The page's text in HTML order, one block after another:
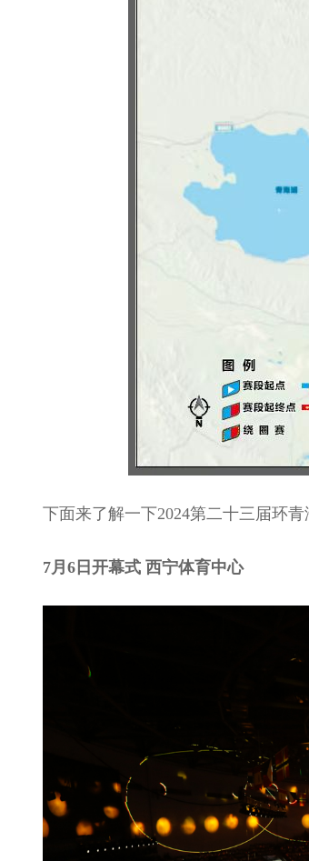
下面来了解一下2024第二十三届环
7月6日开幕式 西宁体育中心